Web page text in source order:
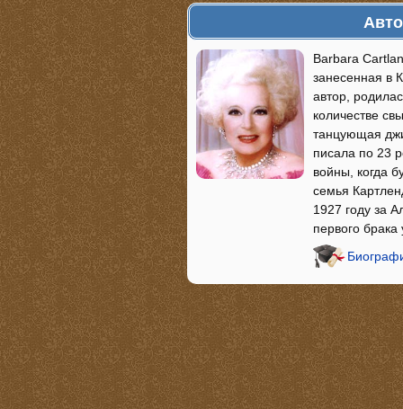
Barbara
занесенная в
автор,
количестве
танцующая
писала по 23
войны, когда
семья
1927 году за
первого